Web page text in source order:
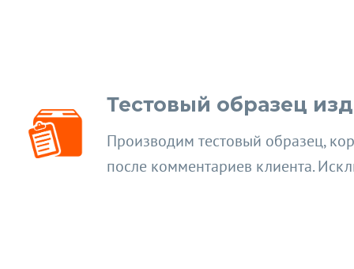
Тестовый образец
Производим тестовый образец,
после комментариев клиента.